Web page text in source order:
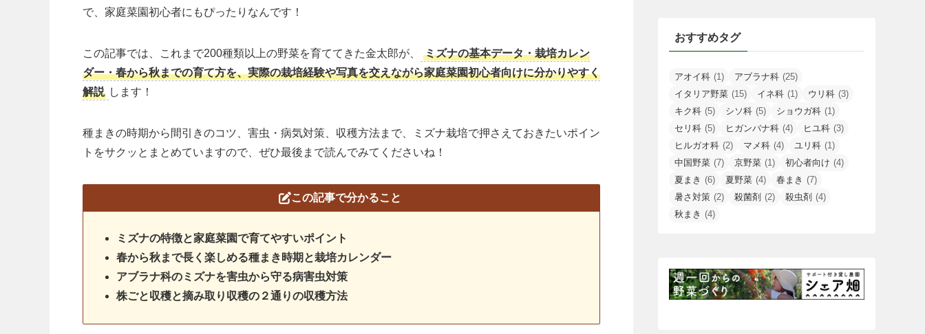
で、家庭菜園初心者にもぴったりなんです！
この記事では、これまで200種類以上の野菜を育ててきた金太郎が、
ミズナの基本データ・栽培カレン
ダー・春から秋までの育て方を、実際の栽培経験や写真を交えながら家庭菜園初心者向けに分かりやすく
解説 します！
種まきの時期から間引きのコツ、害虫・病気対策、収穫方法まで、ミズナ栽培で押さえておきたいポイン
トをサクッとまとめていますので、ぜひ最後まで読んでみてくださいね！
この記事で分かること
ミズナの特徴と家庭菜園で育てやすいポイント
春から秋まで長く楽しめる種まき時期と栽培カレンダー
アブラナ科のミズナを害虫から守る病害虫対策
株ごと収穫と摘み取り収穫の２通りの収穫方法
おすすめタグ
アオイ科 (1) アブラナ科 (25)
イタリア野菜 (15) イネ科 (1) ウリ科 (3)
キク科 (5) シソ科 (5) ショウガ科 (1)
セリ科 (5) ヒガンバナ科 (4) ヒユ科 (3)
ヒルガオ科 (2) マメ科 (4) ユリ科 (1)
中国野菜 (7) 京野菜 (1) 初心者向け (4)
夏まき (6) 夏野菜 (4) 春まき (7)
暑さ対策 (2) 殺菌剤 (2) 殺虫剤 (4)
秋まき (4)